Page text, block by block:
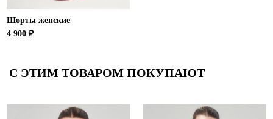
Шорты женские
4 900 ₽
С ЭТИМ ТОВАРОМ ПОКУПАЮТ